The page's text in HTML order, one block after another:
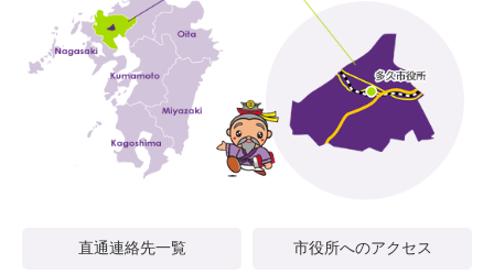
直通連絡先一覧 市役所へのアクセス